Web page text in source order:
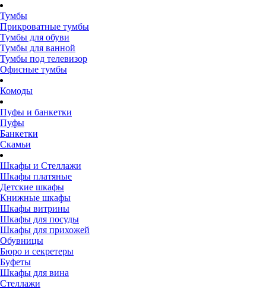
Тумбы
Прикроватные тумбы
Тумбы для обуви
Тумбы для ванной
Тумбы под телевизор
Офисные тумбы
Комоды
Пуфы и банкетки
Пуфы
Банкетки
Скамьи
Шкафы и Стеллажи
Шкафы платяные
Детские шкафы
Книжные шкафы
Шкафы витрины
Шкафы для посуды
Шкафы для прихожей
Обувницы
Бюро и секретеры
Буфеты
Шкафы для вина
Стеллажи